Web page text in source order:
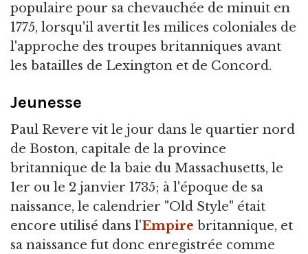
populaire pour sa chevauchée de minuit en
1775, lorsqu'il avertit les milices coloniales de
l'approche des troupes britanniques avant
les batailles de Lexington et de Concord.
Jeunesse
Paul Revere vit le jour dans le quartier nord
de Boston, capitale de la province
britannique de la baie du Massachusetts, le
1er ou le 2 janvier 1735; à l'époque de sa
naissance, le calendrier "Old Style" était
encore utilisé dans l'Empire britannique, et
sa naissance fut donc enregistrée comme